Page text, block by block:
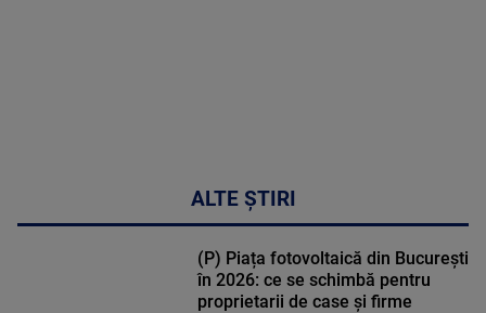
ALTE ȘTIRI
(P) Piața fotovoltaică din București
în 2026: ce se schimbă pentru
proprietarii de case și firme